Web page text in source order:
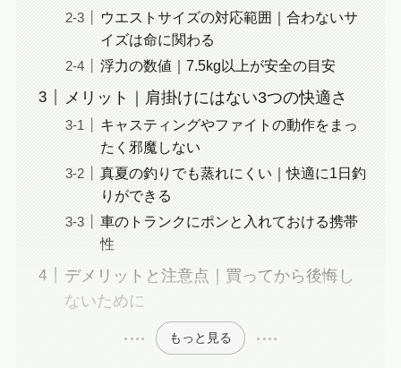
ウエストサイズの対応範囲｜合わないサ
イズは命に関わる
浮力の数値｜7.5kg以上が安全の目安
メリット｜肩掛けにはない3つの快適さ
キャスティングやファイトの動作をまっ
たく邪魔しない
真夏の釣りでも蒸れにくい｜快適に1日釣
りができる
車のトランクにポンと入れておける携帯
性
デメリットと注意点｜買ってから後悔し
ないために
もっと見る